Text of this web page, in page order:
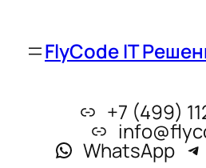
FlyCode IT
+7 (499)
WhatsApp